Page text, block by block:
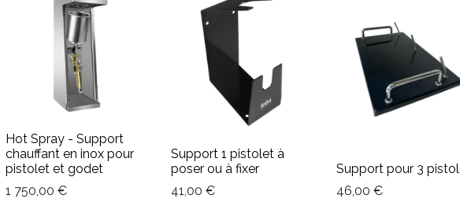
Hot Spray - Support
chauffant en inox pour
pistolet et godet
1 750,00 €
Support 1 pistolet à
poser ou à fixer
41,00 €
Support pour 3
46,00 €